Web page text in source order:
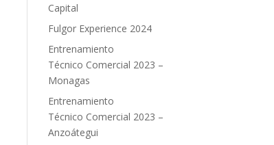
Capital
Fulgor Experience 2024
Entrenamiento
Técnico Comercial 2023 –
Monagas
Entrenamiento
Técnico Comercial 2023 –
Anzoátegui